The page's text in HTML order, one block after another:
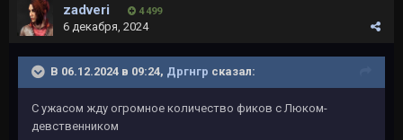
zadveri 4 499
6 декабря, 2024
В 06.12.2024 в 09:24, Дргнгр сказал:
С ужасом жду огромное количество фиков с Люком-
девственником